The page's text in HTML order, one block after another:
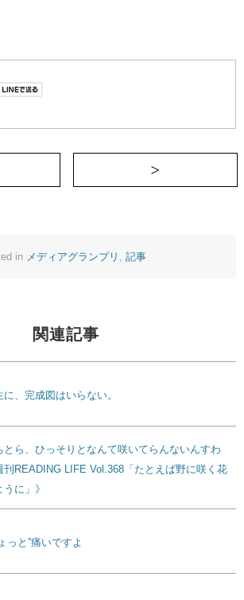
＜ 宝くじを買う時の直感は神様の前髪
in メディアグランプリ , 記事
関連記事
に、完成図はいらない。
とら、ひっそりとなんて咲いてらんないんすわ
刊READING LIFE Vol.368「たとえば野に咲く花
うに」》
っと”痛いですよ